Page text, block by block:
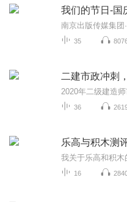
我们的节日-国
35
二建市政冲刺
36
乐高与积木测
16